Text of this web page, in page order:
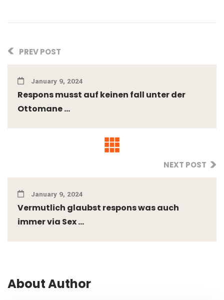
PREV POST
January 9, 2024
Respons musst auf keinen fall unter der
Ottomane ...
NEXT POST
January 9, 2024
Vermutlich glaubst respons was auch
immer via Sex ...
About Author